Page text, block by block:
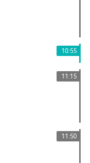
10:55
11:15
11:50